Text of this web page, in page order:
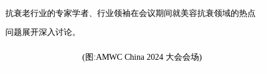
抗衰老行业的专家学者、行业领袖在会议期间就美容抗衰领域的热点
问题展开深入讨论。
(图:AMWC China 2024 大会会场)